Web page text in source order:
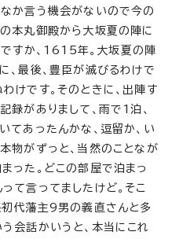
か言う機会がないので今の
本丸御殿から大坂夏の陣に
すか、1615年。大坂夏の陣
、最後、豊臣が滅びるわけで
けです。そのときに、出陣す
録がありまして、雨で1泊、
てあったんかな、逗留か、い
物がずっと、当然のことなが
った。どこの部屋で泊まっ
て言ってましたけど。そこ
初代藩主9男の義直さんと多
会話かいうと、本当にこれ